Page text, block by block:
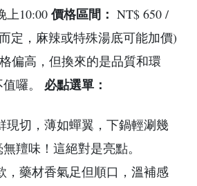
上10:00 價格區間： NT$ 650 /
定，麻辣或特殊湯底可能加價)
偏高，但換來的是品質和環
囉。 必點選單：
現切，薄如蟬翼，下鍋輕涮幾
羶味！這絕對是亮點。
，藥材香氣足但順口，溫補感